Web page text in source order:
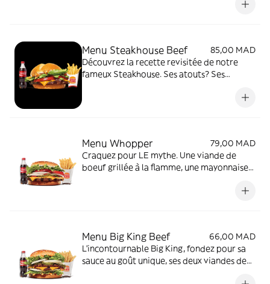
Menu Steakhouse Beef
85,00 MAD
Découvrez la recette revisitée de notre
fameux Steakhouse. Ses atouts? Ses
barbecue, en plus d'une savoureuse viande
Menu Whopper
79,00 MAD
Craquez pour LE mythe. Une viande de
boeuf grillée à la flamme, une mayonnaise
croquante, des cornichons et des oignons.
Menu Big King Beef
66,00 MAD
L'incontournable Big King, fondez pour sa
sauce au goût unique, ses deux viandes de